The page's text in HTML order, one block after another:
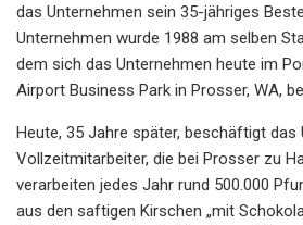
das Unternehmen sein 35-jähriges
Unternehmen wurde 1988 am selben
dem sich das Unternehmen heute im
Airport Business Park in Prosser, WA,
Heute, 35 Jahre später, beschäftigt das
Vollzeitmitarbeiter, die bei Prosser zu
verarbeiten jedes Jahr rund 500.000
aus den saftigen Kirschen „mit